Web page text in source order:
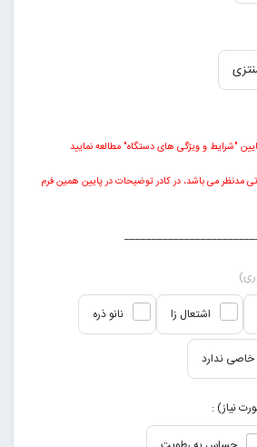
"شرایط و ویژگی های دستگاه" مطالعه نمایید
مدنظر می باشد، در کادر توضیحات در پایین همین فرم
اشتعال زا نانو ذره
خاصی ندارد
نیاز) :